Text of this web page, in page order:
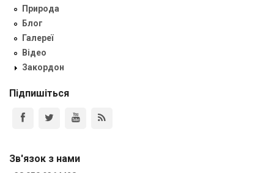
Природа
Блог
Галереї
Відео
Закордон
Підпишіться
Зв'язок з нами